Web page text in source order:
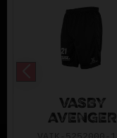
VÄSBY
AVENGER